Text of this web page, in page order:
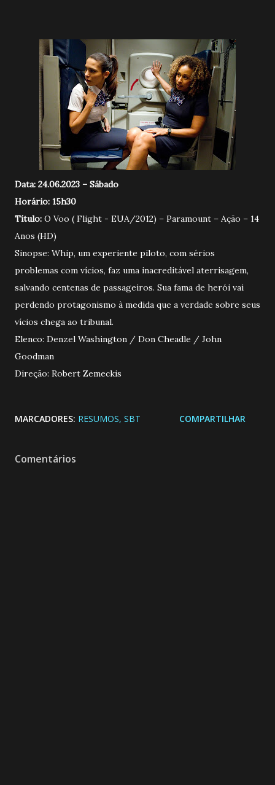
Data: 24.06.2023 – Sábado
Horário: 15h30
Título: O Voo ( Flight - EUA/2012) – Paramount – Ação – 14
Anos (HD)
Sinopse: Whip, um experiente piloto, com sérios
problemas com vícios, faz uma inacreditável aterrisagem,
salvando centenas de passageiros. Sua fama de herói vai
perdendo protagonismo à medida que a verdade sobre seus
vícios chega ao tribunal.
Elenco: Denzel Washington / Don Cheadle / John
Goodman
Direção: Robert Zemeckis
MARCADORES: RESUMOS SBT COMPARTILHAR
Comentários